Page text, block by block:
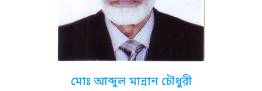
মোঃ আব্দুল মান্নান চৌধুরী